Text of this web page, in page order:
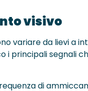
visivo
variare da lievi a
i principali segnali
di